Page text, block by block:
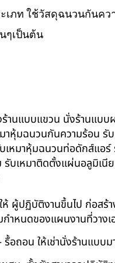
เภท ใช้วัสดุฉนวนกัน
ๆเป็นต้น
ร้านแบบแขวน นั่งร้านแ
หุ้มฉนวนกันความร้อน รั
เหมาหุ้มฉนวนท่อดักส์แ
เหมาติดตั้งแผ่นอลูมิเนี
ห้ ผู้ปฏิบัติงานขึ้นไป ก่อส
ำหนดของแผนงานที่วางเ
ถอน ให้เช่านั่งร้านแบบ